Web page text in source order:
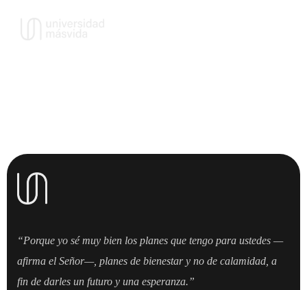
“Porque yo sé muy bien los planes que tengo para ustedes —
afirma el Señor—, planes de bienestar y no de calamidad, a
fin de darles un futuro y una esperanza.”